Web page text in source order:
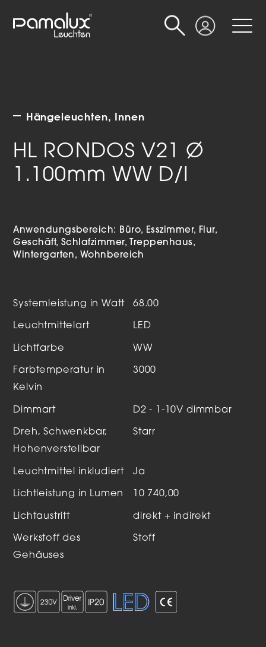
Login
Suche
Hängeleuchten Innen
HL RONDOS V21 Ø
1.100mm WW D/I
Anwendungsbereich: Büro Esszimmer
Flur
Geschäft Schlafzimmer
Treppenhaus
Wintergarten
Wohnbereich
Systemleistung in Watt 68.00
Leuchtmittelart LED
Lichtfarbe WW
Farbtemperatur in
Kelvin
3000
Dimmart D2 - 1-10V dimmbar
Dreh, Schwenkbar,
Hohenverstellbar
Starr
Leuchtmittel inkludiert Ja
Lichtleistung in Lumen 10 740,00
Lichtaustritt direkt + indirekt
Werkstoff des
Gehäuses
Stoff